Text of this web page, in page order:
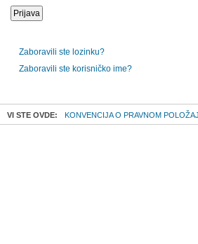
Zaboravili ste lozinku?
Zaboravili ste korisničko ime?
VI STE OVDE: KONVENCIJA O PRAVNOM